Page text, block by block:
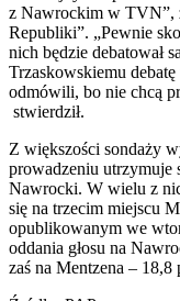
z Nawrockim w TVN”,
Republiki”. „Pewnie
nich będzie debatował
Trzaskowskiemu
odmówili, bo nie chcą
stwierdził.
Z większości sondaży
prowadzeniu utrzymuje
Nawrocki. W wielu z
się na trzecim miejscu
opublikowanym we
oddania głosu na
zaś na Mentzena – 18,8